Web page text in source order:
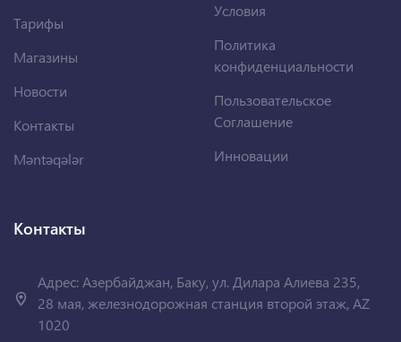
Тарифы
Магазины
Новости
Контакты
Məntəqələr
Условия
Политика
конфиденциальности
Пользовательское
Соглашение
Инновации
Контакты
Адрес: Азербайджан, Баку, ул. Дилара Алиева 235,
28 мая, железнодорожная станция второй этаж, AZ
1020